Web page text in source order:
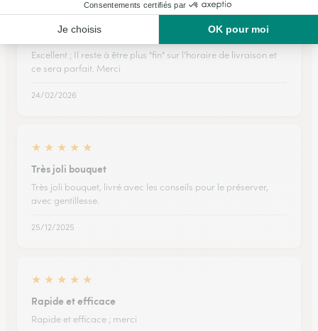
★ ★ ★ ★ ★
Presque parfait
Excellent ; Il reste à être plus "fin" sur l'horaire de livraison et
ce sera parfait. Merci
24/02/2026
★ ★ ★ ★ ★
Très joli bouquet
Très joli bouquet, livré avec les conseils pour le préserver,
avec gentillesse.
25/12/2025
★ ★ ★ ★ ★
Rapide et efficace
Rapide et efficace ; merci